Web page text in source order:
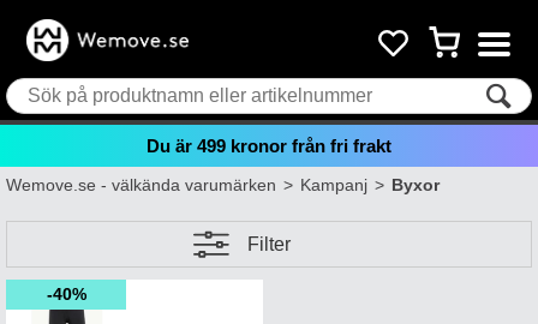
Du är 499 kronor från fri frakt
Wemove.se - välkända varumärken>Kampanj>Byxor
Filter
40%